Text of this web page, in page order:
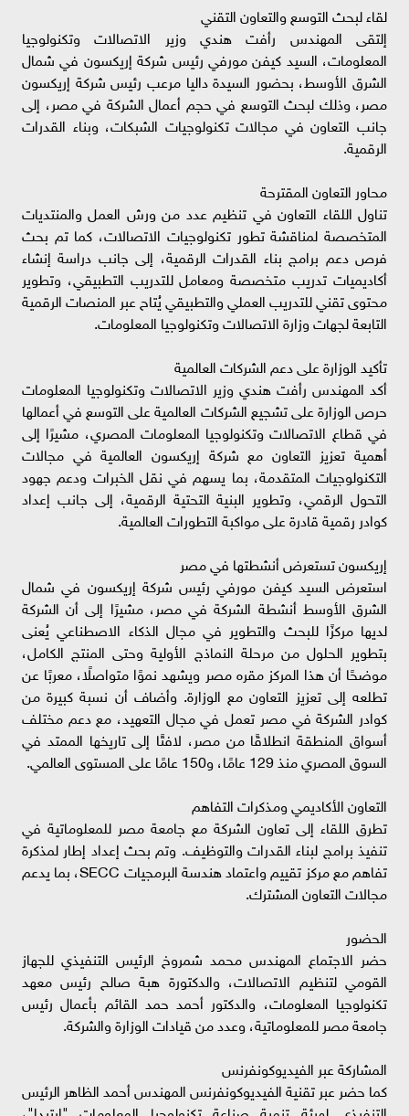
لقاء لبحث التوسع والتعاون التقني
إلتقى المهندس رأفت هندي وزير الاتصالات وتكنولوجيا
المعلومات، السيد كيفن مورفي رئيس شركة إريكسون في شمال
الشرق الأوسط، بحضور السيدة داليا مرعب رئيس شركة إريكسون
مصر، وذلك لبحث التوسع في حجم أعمال الشركة في مصر، إلى
جانب التعاون في مجالات تكنولوجيات الشبكات، وبناء القدرات
الرقمية.
محاور التعاون المقترحة
تناول اللقاء التعاون في تنظيم عدد من ورش العمل والمنتديات
المتخصصة لمناقشة تطور تكنولوجيات الاتصالات، كما تم بحث
فرص دعم برامج بناء القدرات الرقمية، إلى جانب دراسة إنشاء
أكاديميات تدريب متخصصة ومعامل للتدريب التطبيقي، وتطوير
محتوى تقني للتدريب العملي والتطبيقي يُتاح عبر المنصات الرقمية
التابعة لجهات وزارة الاتصالات وتكنولوجيا المعلومات.
تأكيد الوزارة على دعم الشركات العالمية
أكد المهندس رأفت هندي وزير الاتصالات وتكنولوجيا المعلومات
حرص الوزارة على تشجيع الشركات العالمية على التوسع في أعمالها
في قطاع الاتصالات وتكنولوجيا المعلومات المصري، مشيرًا إلى
أهمية تعزيز التعاون مع شركة إريكسون العالمية في مجالات
التكنولوجيات المتقدمة، بما يسهم في نقل الخبرات ودعم جهود
التحول الرقمي، وتطوير البنية التحتية الرقمية، إلى جانب إعداد
كوادر رقمية قادرة على مواكبة التطورات العالمية.
إريكسون تستعرض أنشطتها في مصر
استعرض السيد كيفن مورفي رئيس شركة إريكسون في شمال
الشرق الأوسط أنشطة الشركة في مصر، مشيرًا إلى أن الشركة
لديها مركزًا للبحث والتطوير في مجال الذكاء الاصطناعي يُعنى
بتطوير الحلول من مرحلة النماذج الأولية وحتى المنتج الكامل،
موضحًا أن هذا المركز مقره مصر ويشهد نموًا متواصلًا، معربًا عن
تطلعه إلى تعزيز التعاون مع الوزارة. وأضاف أن نسبة كبيرة من
كوادر الشركة في مصر تعمل في مجال التعهيد، مع دعم مختلف
أسواق المنطقة انطلاقًا من مصر، لافتًا إلى تاريخها الممتد في
السوق المصري منذ 129 عامًا، و150 عامًا على المستوى العالمي.
التعاون الأكاديمي ومذكرات التفاهم
تطرق اللقاء إلى تعاون الشركة مع جامعة مصر للمعلوماتية في
تنفيذ برامج لبناء القدرات والتوظيف. وتم بحث إعداد إطار لمذكرة
تفاهم مع مركز تقييم واعتماد هندسة البرمجيات SECC، بما يدعم
مجالات التعاون المشترك.
الحضور
حضر الاجتماع المهندس محمد شمروخ الرئيس التنفيذي للجهاز
القومي لتنظيم الاتصالات، والدكتورة هبة صالح رئيس معهد
تكنولوجيا المعلومات، والدكتور أحمد حمد القائم بأعمال رئيس
جامعة مصر للمعلوماتية، وعدد من قيادات الوزارة والشركة.
المشاركة عبر الفيديوكونفرنس
كما حضر عبر تقنية الفيديوكونفرنس المهندس أحمد الظاهر الرئيس